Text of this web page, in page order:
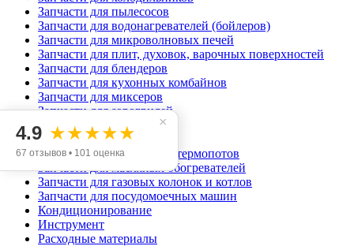
Запчасти для пылесосов
Запчасти для водонагревателей (бойлеров)
Запчасти для микроволновых печей
Запчасти для плит, духовок, варочных поверхностей
Запчасти для блендеров
Запчасти для кухонных комбайнов
Запчасти для миксеров
Запчасти для аэрогрилей
Запчасти для мясорубок
Запчасти для хлебопечек
Запчасти для чайников и термопотов
Запчасти для масляных обогревателей
Запчасти для газовых колонок и котлов
Запчасти для посудомоечных машин
Кондиционирование
Инструмент
Расходные материалы
×
4.9 ★★★★★
67 отзывов • 101 оценка